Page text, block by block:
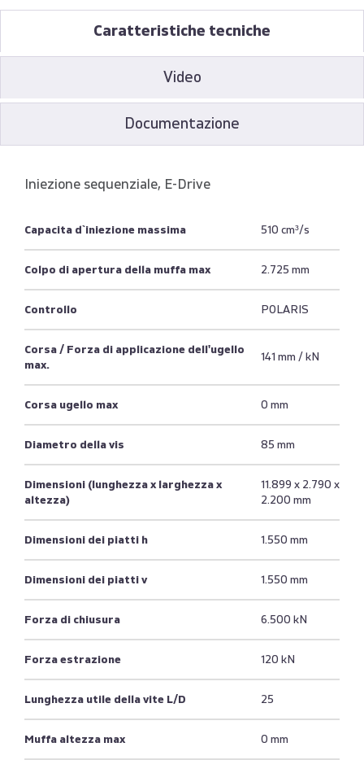
Caratteristiche tecniche
Video
Documentazione
Iniezione sequenziale, E-Drive
Capacita d`iniezione massima 510 cm³/s
Colpo di apertura della muffa max 2.725 mm
Controllo POLARIS
Corsa / Forza di applicazione dell'ugello
max.
141 mm / kN
Corsa ugello max 0 mm
Diametro della vis 85 mm
Dimensioni (lunghezza x larghezza x
altezza)
11.899 x 2.790 x
2.200 mm
Dimensioni dei piatti h 1.550 mm
Dimensioni dei piatti v 1.550 mm
Forza di chiusura 6.500 kN
Forza estrazione 120 kN
Lunghezza utile della vite L/D 25
Muffa altezza max 0 mm